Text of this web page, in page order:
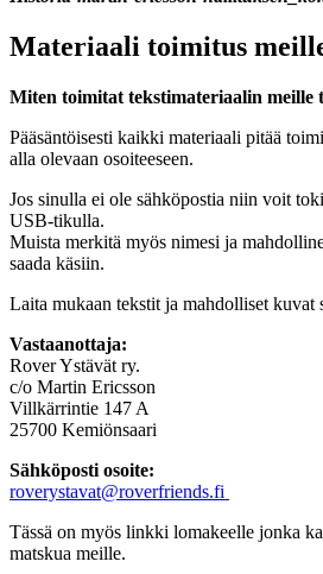
Materiaali toimitus
Miten toimitat tekstimateriaalin meille
Pääsäntöisesti kaikki materiaali pitää
alla olevaan osoiteeseen.
Jos sinulla ei ole sähköpostia niin voit
USB-tikulla.
Muista merkitä myös nimesi ja
saada käsiin.
Laita mukaan tekstit ja mahdolliset kuvat
Vastaanottaja:
Rover Ystävät ry.
c/o Martin Ericsson
Villkärrintie 147 A
25700 Kemiönsaari
Sähköposti osoite:
roverystavat@roverfriends.fi
Tässä on myös linkki lomakeelle jonka
matskua meille.